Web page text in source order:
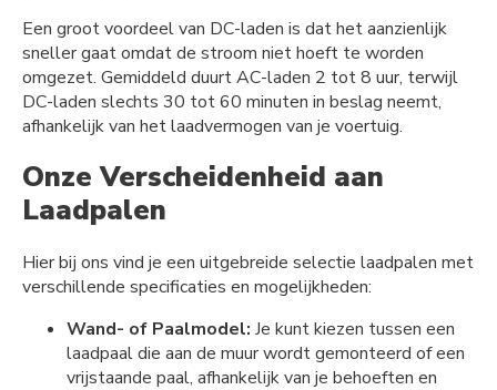
Een groot voordeel van DC-laden is dat het aanzienlijk
sneller gaat omdat de stroom niet hoeft te worden
omgezet. Gemiddeld duurt AC-laden 2 tot 8 uur, terwijl
DC-laden slechts 30 tot 60 minuten in beslag neemt,
afhankelijk van het laadvermogen van je voertuig.
Onze Verscheidenheid aan
Laadpalen
Hier bij ons vind je een uitgebreide selectie laadpalen met
verschillende specificaties en mogelijkheden:
Wand- of Paalmodel: Je kunt kiezen tussen een
laadpaal die aan de muur wordt gemonteerd of een
vrijstaande paal, afhankelijk van je behoeften en